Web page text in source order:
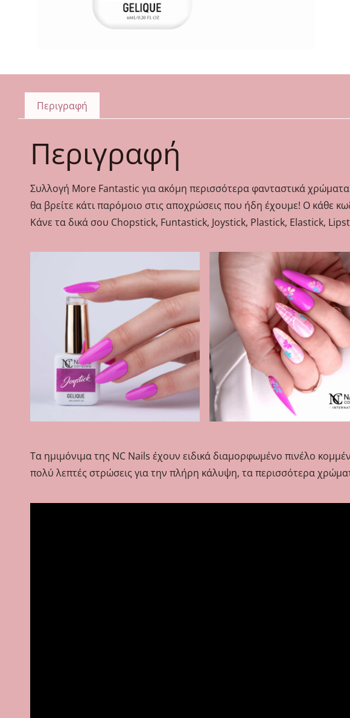
Περιγραφή
Περιγραφή
Συλλογή More Fantastic για ακόμη περισσότερα φανταστικά
θα βρείτε κάτι παρόμοιο στις αποχρώσεις που ήδη έχουμε! Ο κάθε
Κάνε τα δικά σου Chopstick, Funtastick, Joystick, Plastick, Elastick,
Τα ημιμόνιμα της NC Nails έχουν ειδικά διαμορφωμένο πινέλο
πολύ λεπτές στρώσεις για την πλήρη κάλυψη, τα περισσότερα